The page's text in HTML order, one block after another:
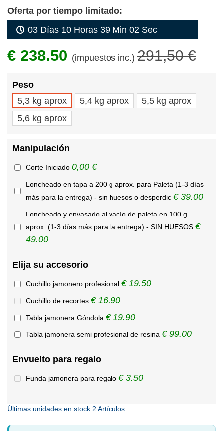
Oferta por tiempo limitado:
03 Días 10 Horas 39 Min 02 Sec
€ 238.50 (impuestos inc.) 291,50 €
Peso
5,3 kg aprox
5,4 kg aprox
5,5 kg aprox
5,6 kg aprox
Manipulación
Corte Iniciado 0,00 €
Loncheado en tapa a 200 g aprox. para Paleta (1-3 días
más para la entrega) - sin huesos o desperdic € 39.00
Loncheado y envasado al vacío de paleta en 100 g
aprox. (1-3 días más para la entrega) - SIN HUESOS €
49.00
Elija su accesorio
Cuchillo jamonero profesional € 19.50
Cuchillo de recortes € 16.90
Tabla jamonera Góndola € 19.90
Tabla jamonera semi profesional de resina € 99.00
Envuelto para regalo
Funda jamonera para regalo € 3.50
Últimas unidades en stock 2 Artículos